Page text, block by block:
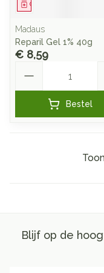
Geneesmiddel
Madaus
Reparil Gel 1% 40g
€ 8,59
Bestel
Blijf op de